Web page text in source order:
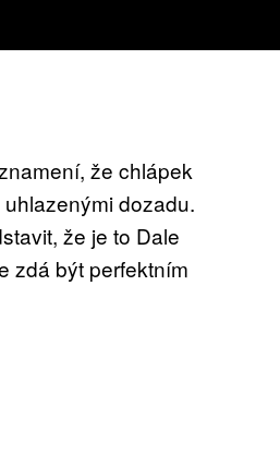
že chlápek
dozadu.
že je to Dale
zdá být perfektním